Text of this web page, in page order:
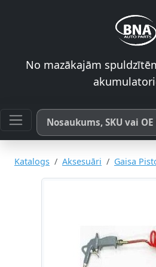
No mazākajām
Meklēt pēc produkta
Katalogs Aksesuāri Gaisa